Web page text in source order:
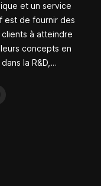
et un service
est de fournir des
à atteindre
concepts en
la R&D,
outils de Bite
besoins plus
plus
de personnalisation
les petits